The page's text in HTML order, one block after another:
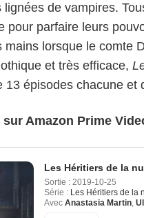
lignées de vampires.
pour parfaire leurs
mains lorsque le comte
et très efficace,
13 épisodes chacune et
Amazon Prime
Les Héritiers de la
Sortie : 2019-10-25
Série : Les Héritiers de la
Avec Anastasia Martin,